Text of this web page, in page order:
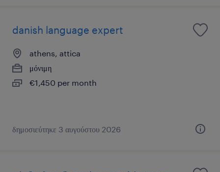
danish language expert
athens, attica
μόνιμη
€1,450 per month
δημοσιεύτηκε 3 αυγούστου 2026